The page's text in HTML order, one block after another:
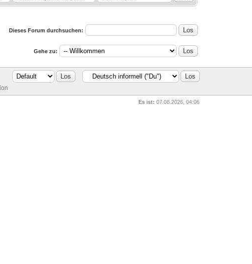
Dieses Forum durchsuchen:
Gehe zu:
Es ist: 07.08.2026, 04:06